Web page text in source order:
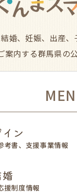
婚、妊娠、出産
案内する群馬県の
ン
考書、支援事業情報
援制度情報